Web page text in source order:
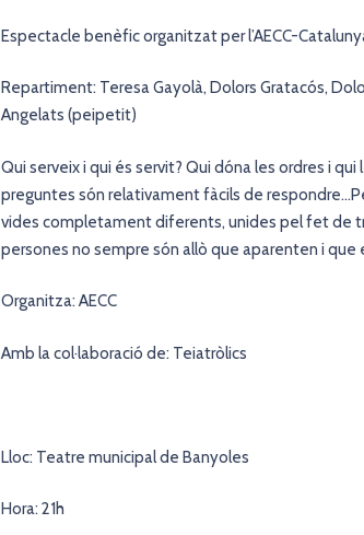
Espectacle benèfic organitzat per l’AECC-
Repartiment: Teresa Gayolà, Dolors Gratacós,
Angelats (peipetit)
Qui serveix i qui és servit? Qui dóna les ordres i
preguntes són relativament fàcils de
vides completament diferents, unides pel fet de
persones no sempre són allò que aparenten i que
Organitza: AECC
Amb la col·laboració de: Teiatròlics
Lloc: Teatre municipal de Banyoles
Hora: 21h